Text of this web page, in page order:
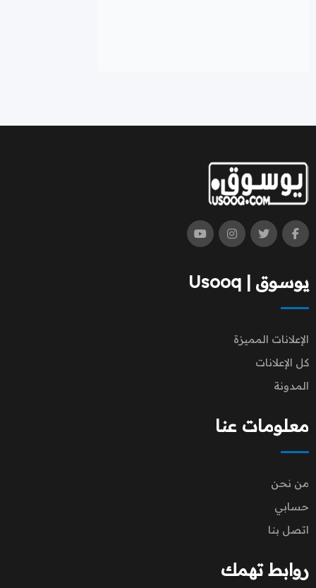
يوسوق | Usooq
الإعلانات المميزة
كل الإعلانات
المدونة
معلومات عنا
من نحن
حسابي
اتصل بنا
روابط تهمك